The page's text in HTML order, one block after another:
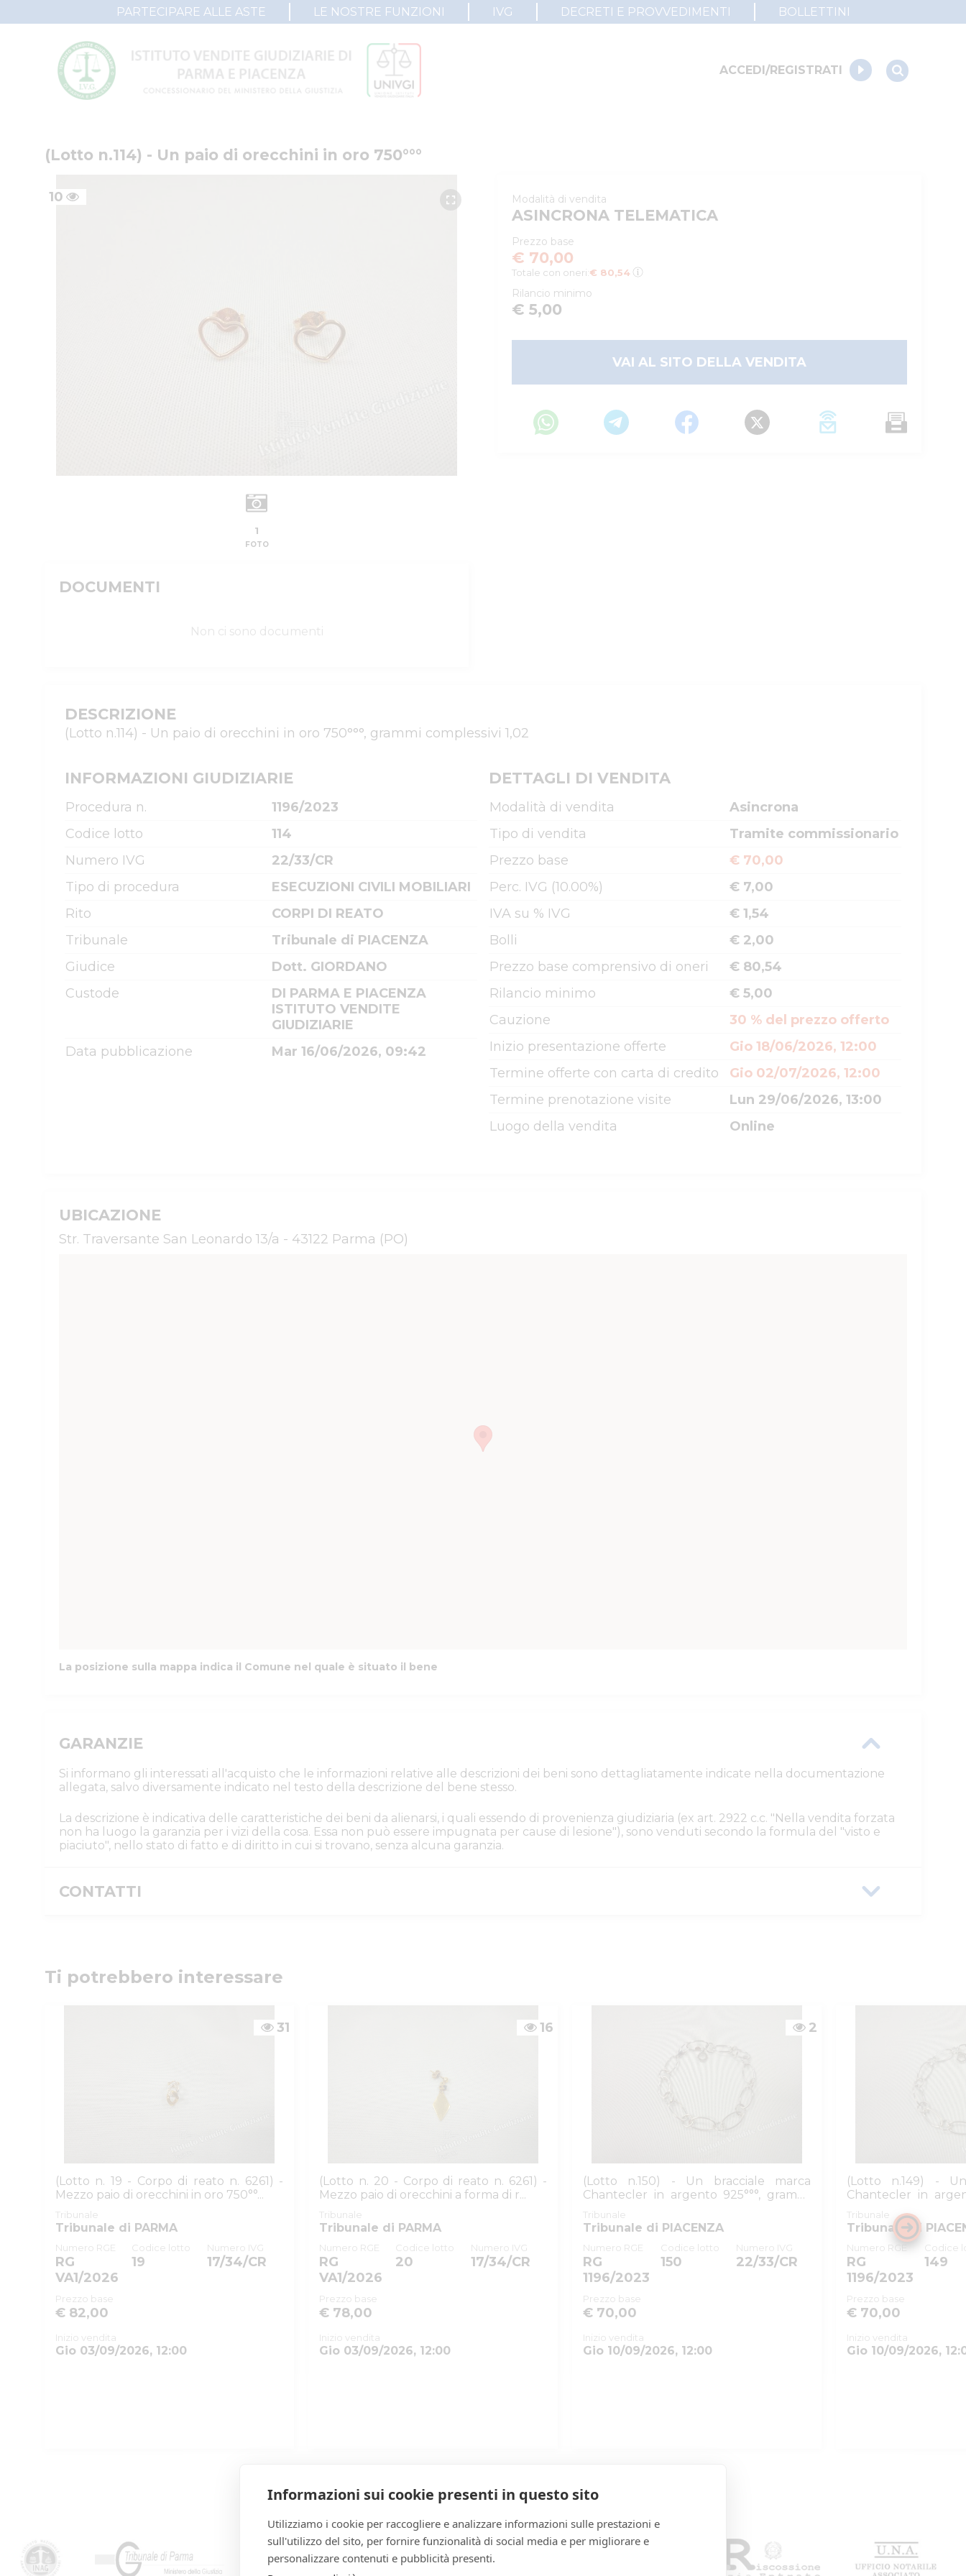
PARTECIPARE ALLE ASTE LE NOSTRE FUNZIONI IVG DECRETI E PROVVEDIMENTI BOLLETTINI
ACCEDI/REGISTRATI
(Lotto n.114) - Un paio di orecchini in oro 750°°°
10
1
FOTO
DOCUMENTI
Non ci sono documenti
Modalità di vendita
ASINCRONA TELEMATICA
Prezzo base
€ 70,00
Totale con oneri:€ 80,54
Rilancio minimo
€ 5,00
VAI AL SITO DELLA VENDITA
DESCRIZIONE
(Lotto n.114) - Un paio di orecchini in oro 750°°°, grammi complessivi 1,02
INFORMAZIONI GIUDIZIARIE
Procedura n.
1196/2023
Codice lotto
114
Numero IVG
22/33/CR
Tipo di procedura
ESECUZIONI CIVILI MOBILIARI
Rito
CORPI DI REATO
Tribunale
Tribunale di PIACENZA
Giudice
Dott. GIORDANO
Custode
DI PARMA E PIACENZA
ISTITUTO VENDITE
GIUDIZIARIE
Data pubblicazione
Mar 16/06/2026, 09:42
DETTAGLI DI VENDITA
Modalità di vendita
Asincrona
Tipo di vendita
Tramite commissionario
Prezzo base
€ 70,00
Perc. IVG (10.00%)
€ 7,00
IVA su % IVG
€ 1,54
Bolli
€ 2,00
Prezzo base comprensivo di oneri
€ 80,54
Rilancio minimo
€ 5,00
Cauzione
30 % del prezzo offerto
Inizio presentazione offerte
Gio 18/06/2026, 12:00
Termine offerte con carta di credito
Gio 02/07/2026, 12:00
Termine prenotazione visite
Lun 29/06/2026, 13:00
Luogo della vendita
Online
UBICAZIONE
Str. Traversante San Leonardo 13/a - 43122 Parma (PO)
La posizione sulla mappa indica il Comune nel quale è situato il bene
GARANZIE
Si informano gli interessati all'acquisto che le informazioni relative alle descrizioni dei beni sono dettagliatamente indicate nella documentazione
allegata, salvo diversamente indicato nel testo della descrizione del bene stesso.
La descrizione è indicativa delle caratteristiche dei beni da alienarsi, i quali essendo di provenienza giudiziaria (ex art. 2922 c.c. "Nella vendita forzata
non ha luogo la garanzia per i vizi della cosa. Essa non può essere impugnata per cause di lesione"), sono venduti secondo la formula del "visto e
piaciuto", nello stato di fatto e di diritto in cui si trovano, senza alcuna garanzia.
CONTATTI
Custode
DI PARMA E PIACENZA ISTITUTO VENDITE GIUDIZIARIE
Ti potrebbero interessare
31
(Lotto n. 19 - Corpo di reato n. 6261) -
Mezzo paio di orecchini in oro 750°°...
Tribunale
Tribunale di PARMA
Numero RGE
RG
VA1/2026
Codice lotto
19
Numero IVG
17/34/CR
Prezzo base
€ 82,00
Inizio vendita
Gio 03/09/2026, 12:00
16
(Lotto n. 20 - Corpo di reato n. 6261) -
Mezzo paio di orecchini a forma di r...
Tribunale
Tribunale di PARMA
Numero RGE
RG
VA1/2026
Codice lotto
20
Numero IVG
17/34/CR
Prezzo base
€ 78,00
Inizio vendita
Gio 03/09/2026, 12:00
2
(Lotto n.150) - Un bracciale marca
Chantecler in argento 925°°°, grammi
6,82
Tribunale
Tribunale di PIACENZA
Numero RGE
RG
1196/2023
Codice lotto
150
Numero IVG
22/33/CR
Prezzo base
€ 70,00
Inizio vendita
Gio 10/09/2026, 12:00
(Lotto n.149) -
Chantecler in
7,20
Tribunale
Tribunale di
Numero RGE
RG
1196/2023
Codice
149
Prezzo base
€ 70,00
Inizio vendita
Gio 10/09/2026,
Informazioni sui cookie presenti in questo sito
Utilizziamo i cookie per raccogliere e analizzare informazioni sulle prestazioni e
sull'utilizzo del sito, per fornire funzionalità di social media e per migliorare e
personalizzare contenuti e pubblicità presenti.